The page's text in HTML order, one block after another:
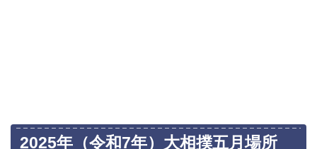
2025年（令和7年）大相撲五月場所